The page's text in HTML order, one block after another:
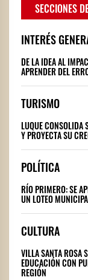
SECCIONES
INTERÉS
DE LA IDEA AL
APRENDER DEL
TURISMO
LUQUE CONSOLIDA
Y PROYECTA SU
POLÍTICA
RÍO PRIMERO: SE
UN LOTEO
CULTURA
VILLA SANTA ROSA
EDUCACIÓN CON
REGIÓN